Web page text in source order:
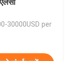
30000USD per